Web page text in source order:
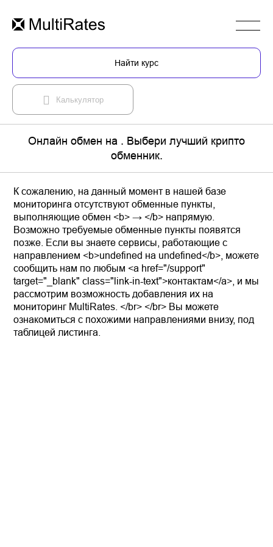
Найти курс
Калькулятор
Онлайн обмен на . Выбери лучший крипто
обменник.
К сожалению, на данный момент в нашей базе
мониторинга отсутствуют обменные пункты,
выполняющие обмен <b> → </b> напрямую.
Возможно требуемые обменные пункты появятся
позже. Если вы знаете сервисы, работающие с
направлением <b>undefined на undefined</b>, можете
сообщить нам по любым <a href="/support"
target="_blank" class="link-in-text">контактам</a>, и мы
рассмотрим возможность добавления их на
мониторинг MultiRates. </br> </br> Вы можете
ознакомиться с похожими направлениями внизу, под
таблицей листинга.